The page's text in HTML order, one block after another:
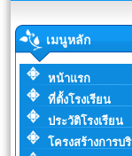
เมนูหลัก
หน้าแรก
ที่ตั้งโรงเรียน
ประวัติโรงเรียน
โครงสร้างการบ